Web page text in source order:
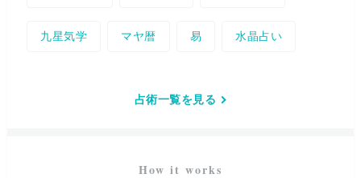
九星気学 マヤ暦 易 水晶占い
占術一覧を見る